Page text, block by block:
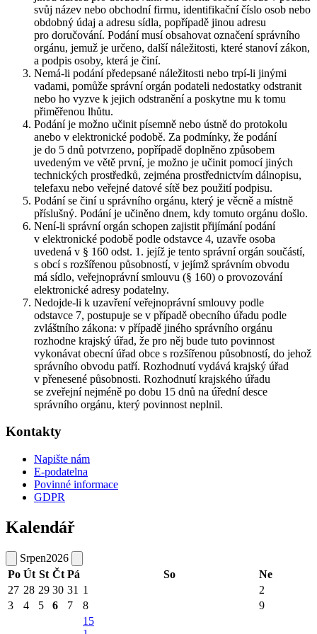
svůj název nebo obchodní firmu, identifikační číslo osob nebo
obdobný údaj a adresu sídla, popřípadě jinou adresu
pro doručování. Podání musí obsahovat označení správního
orgánu, jemuž je určeno, další náležitosti, které stanoví zákon,
a podpis osoby, která je činí.
Nemá-li podání předepsané náležitosti nebo trpí-li jinými
vadami, pomůže správní orgán podateli nedostatky odstranit
nebo ho vyzve k jejich odstranění a poskytne mu k tomu
přiměřenou lhůtu.
Podání je možno učinit písemně nebo ústně do protokolu
anebo v elektronické podobě. Za podmínky, že podání
je do 5 dnů potvrzeno, popřípadě doplněno způsobem
uvedeným ve větě první, je možno je učinit pomocí jiných
technických prostředků, zejména prostřednictvím dálnopisu,
telefaxu nebo veřejné datové sítě bez použití podpisu.
Podání se činí u správního orgánu, který je věcně a místně
příslušný. Podání je učiněno dnem, kdy tomuto orgánu došlo.
Není-li správní orgán schopen zajistit přijímání podání
v elektronické podobě podle odstavce 4, uzavře osoba
uvedená v § 160 odst. 1. jejíž je tento správní orgán součástí,
s obcí s rozšířenou působností, v jejímž správním obvodu
má sídlo, veřejnoprávní smlouvu (§ 160) o provozování
elektronické adresy podatelny.
Nedojde-li k uzavření veřejnoprávní smlouvy podle
odstavce 7, postupuje se v případě obecního úřadu podle
zvláštního zákona: v případě jiného správního orgánu
rozhodne krajský úřad, že pro něj bude tuto povinnost
vykonávat obecní úřad obce s rozšířenou působností, do jehož
správního obvodu patří. Rozhodnutí vydává krajský úřad
v přenesené působnosti. Rozhodnutí krajského úřadu
se zveřejní nejméně po dobu 15 dnů na úřední desce
správního orgánu, který povinnost neplnil.
Kontakty
Napište nám
E-podatelna
Povinné informace
GDPR
Kalendář
Srpen2026
Po Út St Čt Pá So
Ne
27 28 29 30 31 1
2
3
4 5 6 7 8 9
15